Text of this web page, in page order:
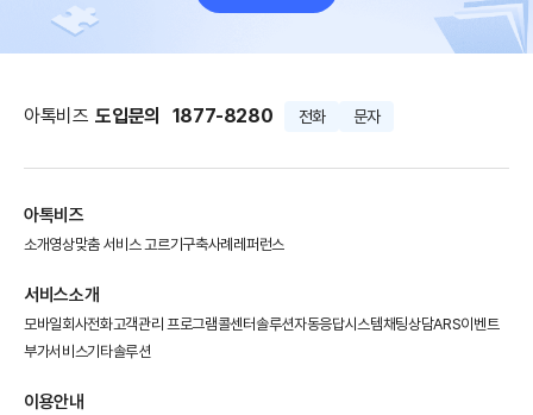
아톡비즈 도입문의 1877-8280 전화 문자
아톡비즈
소개영상맞춤 서비스 고르기구축사례 레퍼런스
서비스소개
모바일회사전화고객관리 프로그램콜센터솔루션자동응답시스템채팅상담ARS이벤트
부가서비스기타솔루션
이용안내